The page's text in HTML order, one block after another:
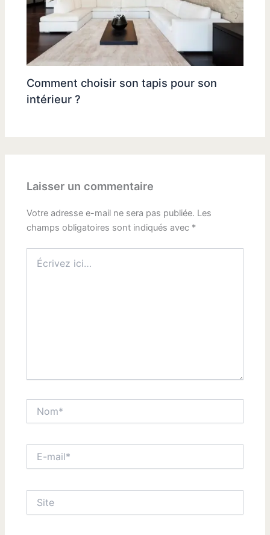
Comment choisir son tapis pour son
intérieur ?
Laisser un commentaire
Votre adresse e-mail ne sera pas publiée. Les
champs obligatoires sont indiqués avec *
ici…
mail*